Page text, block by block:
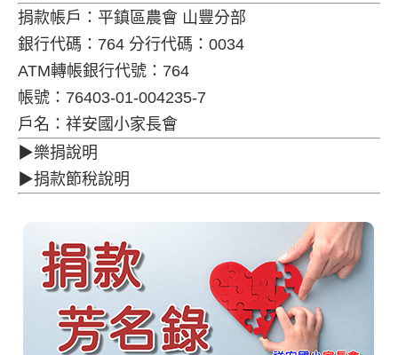
捐款帳戶：平鎮區農會 山豐分部
銀行代碼：764 分行代碼：0034
ATM轉帳銀行代號：764
帳號：76403-01-004235-7
戶名：祥安國小家長會
▶樂捐說明
▶捐款節稅說明